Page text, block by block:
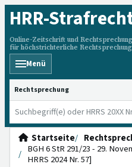
HRR-
Online-Zeitschrift und
für höchstrichterliche
Menü
HRRS durchsuchen
Startseite
BGH 6 StR 291/23 - 29.
HRRS 2024 Nr. 57]